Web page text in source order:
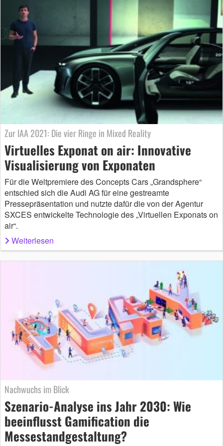
Zur IAA 2021: Die vier Ringe in Mixed Reality
Virtuelles Exponat on air: Innovative
Visualisierung von Exponaten
Für die Weltpremiere des Concepts Cars „Grandsphere“
entschied sich die Audi AG für eine gestreamte
Pressepräsentation und nutzte dafür die von der Agentur
SXCES entwickelte Technologie des „Virtuellen Exponats on
air“.
Weiterlesen
Nachwuchs im Blick
Szenario-Analyse ins Jahr 2030: Wie
beeinflusst Gamification die
Messestandgestaltung?